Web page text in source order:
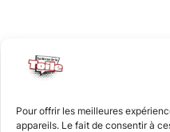
Pour offrir les meilleures
appareils. Le fait de consentir à